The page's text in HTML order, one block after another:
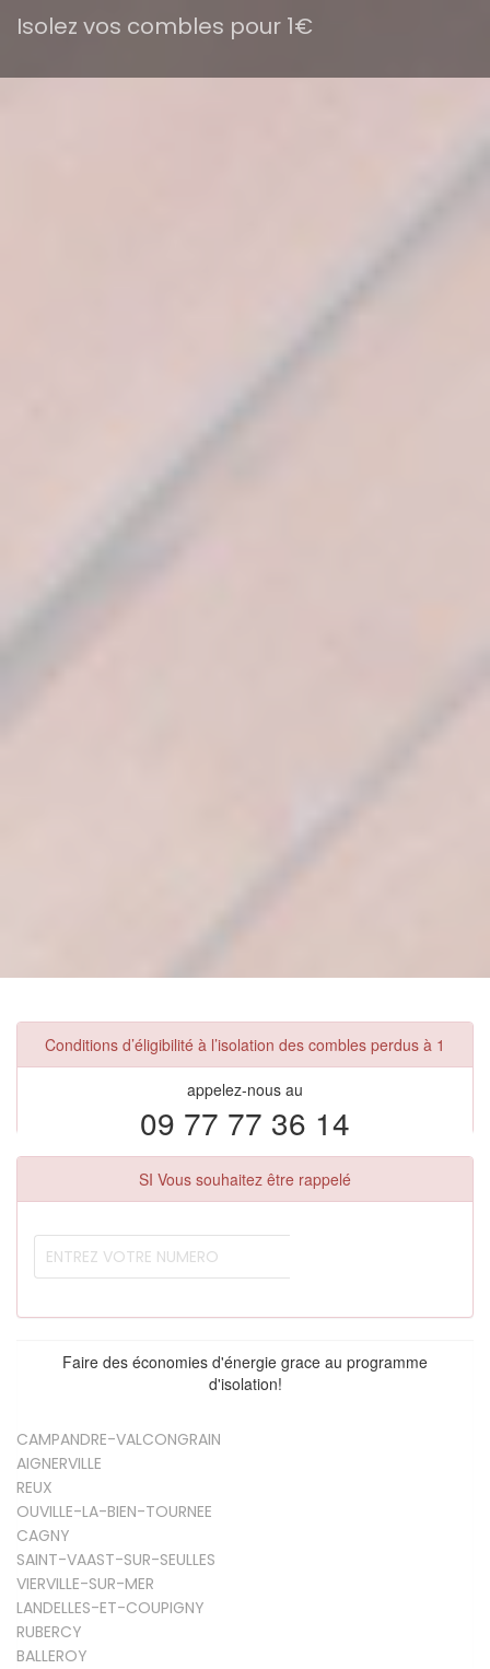
Isolez vos combles pour 1€
Conditions d’éligibilité à l’isolation des combles perdus à 1
appelez-nous au
09 77 77 36 14
SI Vous souhaitez être rappelé
Faire des économies d'énergie grace au programme
d'isolation!
CAMPANDRE-VALCONGRAIN
AIGNERVILLE
REUX
OUVILLE-LA-BIEN-TOURNEE
CAGNY
SAINT-VAAST-SUR-SEULLES
VIERVILLE-SUR-MER
LANDELLES-ET-COUPIGNY
RUBERCY
BALLEROY